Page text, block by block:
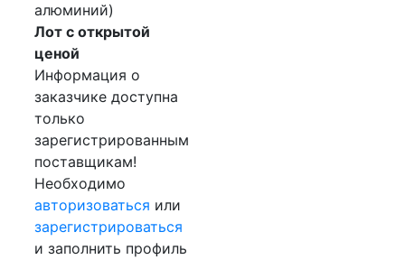
алюминий)
Лот с открытой
ценой
Информация о
заказчике доступна
только
зарегистрированным
поставщикам!
Необходимо
авторизоваться или
зарегистрироваться
и заполнить профиль